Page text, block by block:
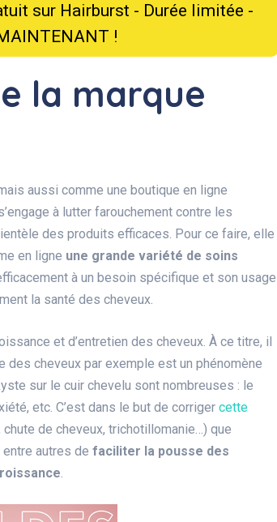
sur Hairburst - Durée limitée -
!
la marque
aussi comme une boutique en ligne
à lutter farouchement contre les
des produits efficaces. Pour ce faire, elle
en ligne une grande variété de soins
à un besoin spécifique et son usage
la santé des cheveux.
et d’entretien des cheveux. À ce titre, il
des cheveux par exemple est un phénomène
sur le cuir chevelu sont nombreuses : le
etc. C’est dans le but de corriger cette
chute de cheveux, trichotillomanie…) que
autres de faciliter la pousse des
.